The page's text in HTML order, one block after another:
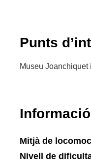
Punts
Museu
Mitjà de
Nivell de